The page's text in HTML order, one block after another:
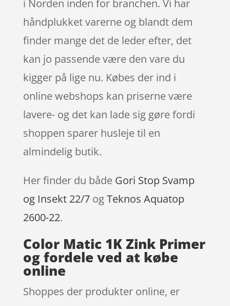
i Norden inden for branchen. Vi har
håndplukket varerne og blandt dem
finder mange det de leder efter, det
kan jo passende være den vare du
kigger på lige nu. Købes der ind i
online webshops kan priserne være
lavere- og det kan lade sig gøre fordi
shoppen sparer husleje til en
almindelig butik.
Her finder du både Gori Stop Svamp
og Insekt 22/7ogTeknos Aquatop
2600-22.
Color Matic 1K Zink Primer
og fordele ved at købe
online
Shoppes der produkter online, er